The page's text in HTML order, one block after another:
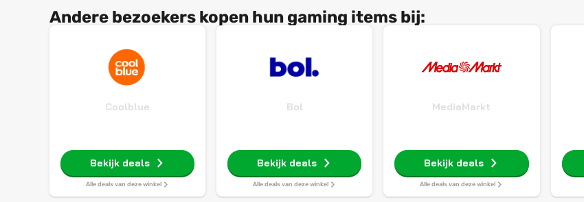
Andere bezoekers kopen hun gaming items bij:
Coolblue
Bekijk deals
Alle deals van deze winkel
Bol
Bekijk deals
Alle deals van deze winkel
MediaMarkt
Bekijk deals
Alle deals van deze winkel